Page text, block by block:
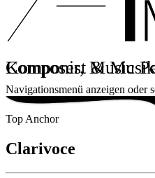
Komponist &
Composer, Music
Navigationsmenü anzeigen oder
Top Anchor
Clarivoce